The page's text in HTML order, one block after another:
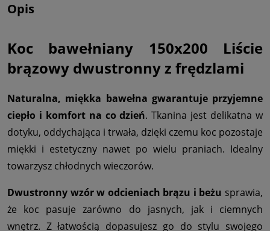
Opis
Koc bawełniany 150x200 Liście
brązowy dwustronny z frędzlami
Naturalna, miękka bawełna gwarantuje przyjemne
ciepło i komfort na co dzień. Tkanina jest delikatna w
dotyku, oddychająca i trwała, dzięki czemu koc pozostaje
miękki i estetyczny nawet po wielu praniach. Idealny
towarzysz chłodnych wieczorów.
Dwustronny wzór w odcieniach brązu i beżu sprawia,
że koc pasuje zarówno do jasnych, jak i ciemnych
wnętrz. Z łatwością dopasujesz go do stylu swojego